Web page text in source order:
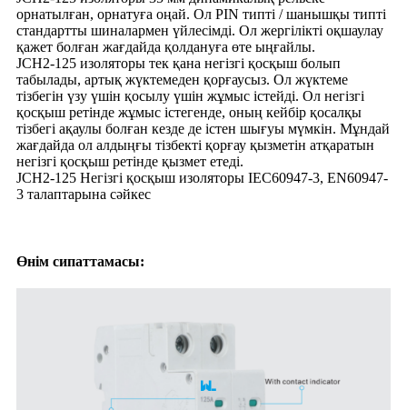
орнатылған, орнатуға оңай. Ол PIN типті / шанышқы типті
стандартты шиналармен үйлесімді. Ол жергілікті оқшаулау
қажет болған жағдайда қолдануға өте ыңғайлы.
JCH2-125 изоляторы тек қана негізгі қосқыш болып
табылады, артық жүктемеден қорғаусыз. Ол жүктеме
тізбегін үзу үшін қосылу үшін жұмыс істейді. Ол негізгі
қосқыш ретінде жұмыс істегенде, оның кейбір қосалқы
тізбегі ақаулы болған кезде де істен шығуы мүмкін. Мұндай
жағдайда ол алдыңғы тізбекті қорғау қызметін атқаратын
негізгі қосқыш ретінде қызмет етеді.
JCH2-125 Негізгі қосқыш изоляторы IEC60947-3, EN60947-
3 талаптарына сәйкес
Өнім сипаттамасы: